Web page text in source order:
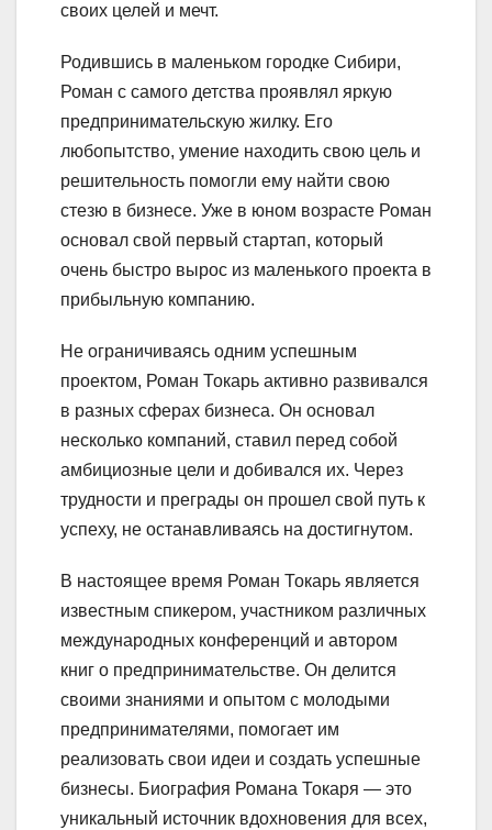
своих целей и мечт.
Родившись в маленьком городке Сибири,
Роман с самого детства проявлял яркую
предпринимательскую жилку. Его
любопытство, умение находить свою цель и
решительность помогли ему найти свою
стезю в бизнесе. Уже в юном возрасте Роман
основал свой первый стартап, который
очень быстро вырос из маленького проекта в
прибыльную компанию.
Не ограничиваясь одним успешным
проектом, Роман Токарь активно развивался
в разных сферах бизнеса. Он основал
несколько компаний, ставил перед собой
амбициозные цели и добивался их. Через
трудности и преграды он прошел свой путь к
успеху, не останавливаясь на достигнутом.
В настоящее время Роман Токарь является
известным спикером, участником различных
международных конференций и автором
книг о предпринимательстве. Он делится
своими знаниями и опытом с молодыми
предпринимателями, помогает им
реализовать свои идеи и создать успешные
бизнесы. Биография Романа Токаря — это
уникальный источник вдохновения для всех,